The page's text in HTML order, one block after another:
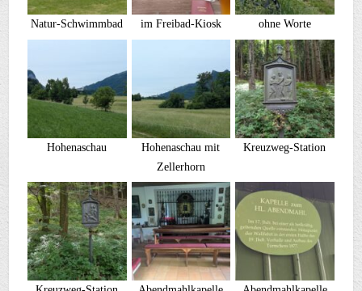
Natur-Schwimmbad im Freibad-Kiosk ohne Worte
Hohenaschau
Hohenaschau mit
Zellerhorn
Kreuzweg-Station